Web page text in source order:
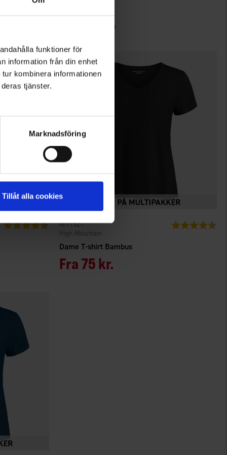
funktioner för
information från din enhet
kombinera informationen
tjänster.
Marknadsföring
Tillåt alla cookies
75 kr.
Vurdering: 4.5 ud af 5 stjerner
Dame T-shirt Bambus
High Mountain
1521
Fra75 kr.
Vurdering: